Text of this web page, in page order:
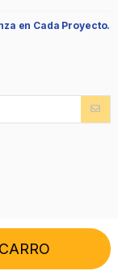
en Cada Proyecto.